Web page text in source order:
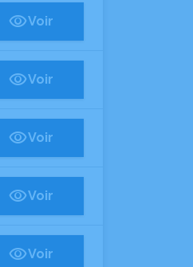
Voir
Voir
Voir
Voir
Voir